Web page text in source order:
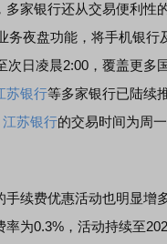
银行还从交易便利性的
务夜盘功能，将手机银
日凌晨2:00，覆盖更多
苏银行等多家银行已陆续
江苏银行的交易时间为周
续费优惠活动也明显增多
为0.3%，活动持续至